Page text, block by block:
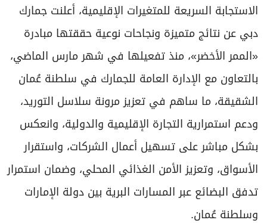
الاستجابة السريعة للمتغيرات الإقليمية، أعلنت جمارك
دبي عن نتائج متميزة ونجاحات نوعية حققتها مبادرة
«الممر الأخضر»، منذ تفعيلها في شهر مارس الماضي،
بالتعاون مع الإدارة العامة للجمارك في سلطنة عُمان
الشقيقة، ما ساهم في تعزيز مرونة سلاسل التوريد،
ودعم استمرارية التجارة الإقليمية والدولية، وانعكس
بشكل مباشر على تسهيل أعمال الشركات، واستقرار
الأسواق، وتعزيز الأمن الغذائي المحلي، وضمان استمرار
تدفق البضائع عبر المسارات البرية بين دولة الإمارات
وسلطنة عُمان.